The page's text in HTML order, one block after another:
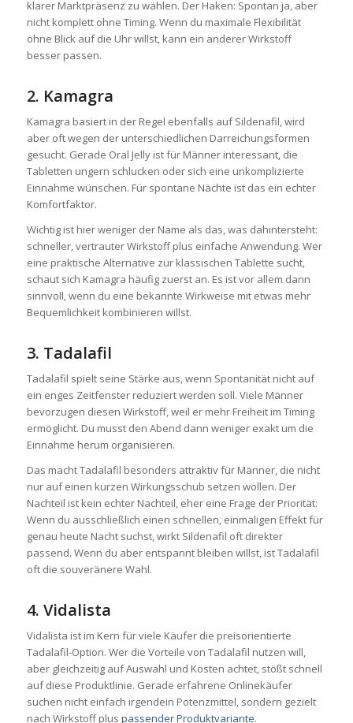
klarer Marktpräsenz zu wählen. Der Haken: Spontan ja, aber
nicht komplett ohne Timing. Wenn du maximale Flexibilität
ohne Blick auf die Uhr willst, kann ein anderer Wirkstoff
besser passen.
2. Kamagra
Kamagra basiert in der Regel ebenfalls auf Sildenafil, wird
aber oft wegen der unterschiedlichen Darreichungsformen
gesucht. Gerade Oral Jelly ist für Männer interessant, die
Tabletten ungern schlucken oder sich eine unkomplizierte
Einnahme wünschen. Für spontane Nächte ist das ein echter
Komfortfaktor.
Wichtig ist hier weniger der Name als das, was dahintersteht:
schneller, vertrauter Wirkstoff plus einfache Anwendung. Wer
eine praktische Alternative zur klassischen Tablette sucht,
schaut sich Kamagra häufig zuerst an. Es ist vor allem dann
sinnvoll, wenn du eine bekannte Wirkweise mit etwas mehr
Bequemlichkeit kombinieren willst.
3. Tadalafil
Tadalafil spielt seine Stärke aus, wenn Spontanität nicht auf
ein enges Zeitfenster reduziert werden soll. Viele Männer
bevorzugen diesen Wirkstoff, weil er mehr Freiheit im Timing
ermöglicht. Du musst den Abend dann weniger exakt um die
Einnahme herum organisieren.
Das macht Tadalafil besonders attraktiv für Männer, die nicht
nur auf einen kurzen Wirkungsschub setzen wollen. Der
Nachteil ist kein echter Nachteil, eher eine Frage der Priorität:
Wenn du ausschließlich einen schnellen, einmaligen Effekt für
genau heute Nacht suchst, wirkt Sildenafil oft direkter
passend. Wenn du aber entspannt bleiben willst, ist Tadalafil
oft die souveränere Wahl.
4. Vidalista
Vidalista ist im Kern für viele Käufer die preisorientierte
Tadalafil-Option. Wer die Vorteile von Tadalafil nutzen will,
aber gleichzeitig auf Auswahl und Kosten achtet, stößt schnell
auf diese Produktlinie. Gerade erfahrene Onlinekäufer
suchen nicht einfach irgendein Potenzmittel, sondern gezielt
nach Wirkstoff plus passender Produktvariante.